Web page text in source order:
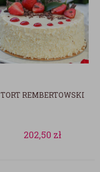
TORT REMBERTOWSKI
202,50 zł